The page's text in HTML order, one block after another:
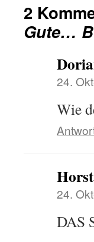
2
Gute…
24.
Wie
Horst
24.
DAS